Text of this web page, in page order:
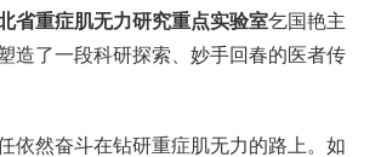
省重症肌无力研究重点实验室乞国艳主
造了一段科研探索、妙手回春的医者传
依然奋斗在钻研重症肌无力的路上。如